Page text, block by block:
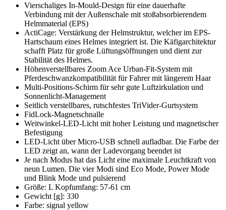
Vierschaliges In-Mould-Design für eine dauerhafte
Verbindung mit der Außenschale mit stoßabsorbierendem
Helmmaterial (EPS)
ActiCage: Verstärkung der Helmstruktur, welcher im EPS-
Hartschaum eines Helmes integriert ist. Die Käfigarchitektur
schafft Platz für große Lüftungsöffnungen und dient zur
Stabilität des Helmes.
Höhenverstellbares Zoom Ace Urban-Fit-System mit
Pferdeschwanzkompatibilität für Fahrer mit längerem Haar
Multi-Positions-Schirm für sehr gute Luftzirkulation und
Sonnenlicht-Management
Seitlich verstellbares, rutschfestes TriVider-Gurtsystem
FidLock-Magnetschnalle
Weitwinkel-LED-Licht mit hoher Leistung und magnetischer
Befestigung
LED-Licht über Micro-USB schnell aufladbar. Die Farbe der
LED zeigt an, wann der Ladevorgang beendet ist
Je nach Modus hat das Licht eine maximale Leuchtkraft von
neun Lumen. Die vier Modi sind Eco Mode, Power Mode
und Blink Mode und pulsierend
Größe: L Kopfumfang: 57-61 cm
Gewicht [g]: 330
Farbe: signal yellow